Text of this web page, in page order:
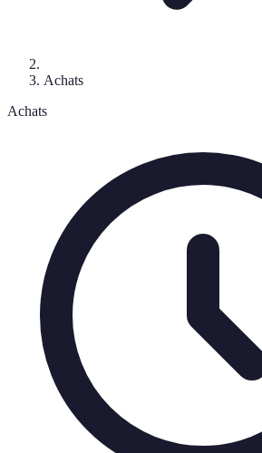
Achats
Achats